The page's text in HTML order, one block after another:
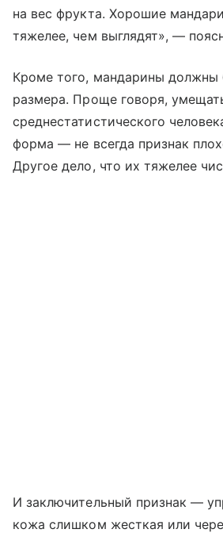
на вес фрукта. Хорошие
тяжелее, чем выглядят», —
Кроме того, мандарины должны
размера. Проще говоря,
среднестатистического
форма — не всегда признак
Другое дело, что их тяжелее
И заключительный признак —
кожа слишком жесткая или